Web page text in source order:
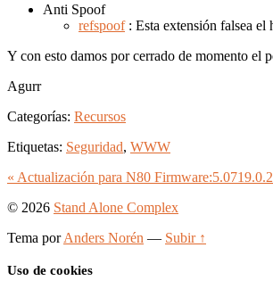
Anti Spoof
refspoof: Esta extensión falsea el
Y con esto damos por cerrado de momento el
Agurr
Categorías: Recursos
Etiquetas: Seguridad, WWW
« Actualización para N80 Firmware:5.0719.0.2
© 2026 Stand Alone Complex
Tema porAnders Norén — Subir ↑
Uso de cookies